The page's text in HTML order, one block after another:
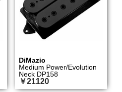
DiMazio
Medium Power/Evolution
Neck DP158
￥21120